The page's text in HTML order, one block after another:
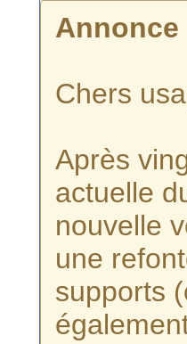
Annonce
Chers
Après
actuelle
nouvelle
une
supports